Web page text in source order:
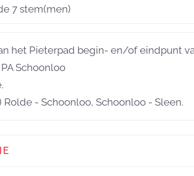
7 stem(men)
het Pieterpad begin- en/of eindpunt
Schoonloo
Rolde - Schoonloo, Schoonloo - Sleen.